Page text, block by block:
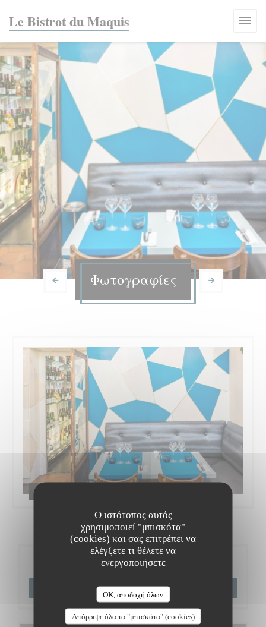
Ο ιστότοπος αυτός
χρησιμοποιεί "μπισκότα"
(cookies) και σας επιτρέπει να
ελέγξετε τι θέλετε να
ενεργοποιήσετε
OK, αποδοχή όλων
Απόρριψε όλα τα "μπισκότα" (cookies)
Le Bistrot du Maquis
Φωτογραφίες
Bistrot du maquis | Paris
Κράτηση
ΚΆΝΤΕ ΚΡΆΤΗΣΗ ΤΡΑΠΕΖΙΟΎ